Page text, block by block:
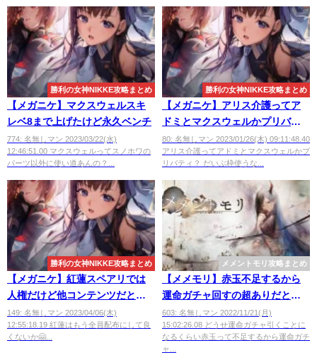
勝利の女神NIKKE攻略まとめ
【メガニケ】マクスウェルスキ
レベ8まで上げたけど永久ベンチ
774: 名無しマン 2023/03/22(水)
12:46:51.00 マクスウェルってスノホワの
パーツ以外に使い道あんの？...
勝利の女神NIKKE攻略まとめ
【メガニケ】アリス介護ってア
ドミとマクスウェルかプリバテ
ィ？
80: 名無しマン 2023/01/26(木) 09:11:48.40
アリス介護ってアドミとマクスウェルかプ
リバティ？ だいぶ枠使うな...
勝利の女神NIKKE攻略まとめ
【メガニケ】紅蓮スペアリでは
人権だけど他コンテンツだと産
廃
149: 名無しマン 2023/04/06(木)
12:55:18.19 紅蓮はもう全員配布にして良
くないか🤗...
メメントモリ攻略まとめ
【メメモリ】赤玉不足するから
運命ガチャ回すの超ありだと思
う
603: 名無しマン 2022/11/21(月)
15:02:26.08 どうせ運命ガチャ引くことに
なるくらい赤玉って不足するから運命ガチ
ャ...